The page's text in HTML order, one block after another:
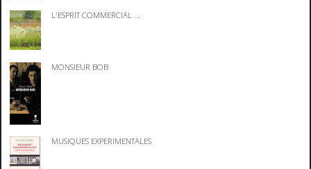
L'ESPRIT COMMERCIAL ...
MONSIEUR BOB
MUSIQUES EXPERIMENTALES